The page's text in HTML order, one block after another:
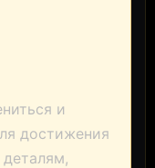
и
достижения